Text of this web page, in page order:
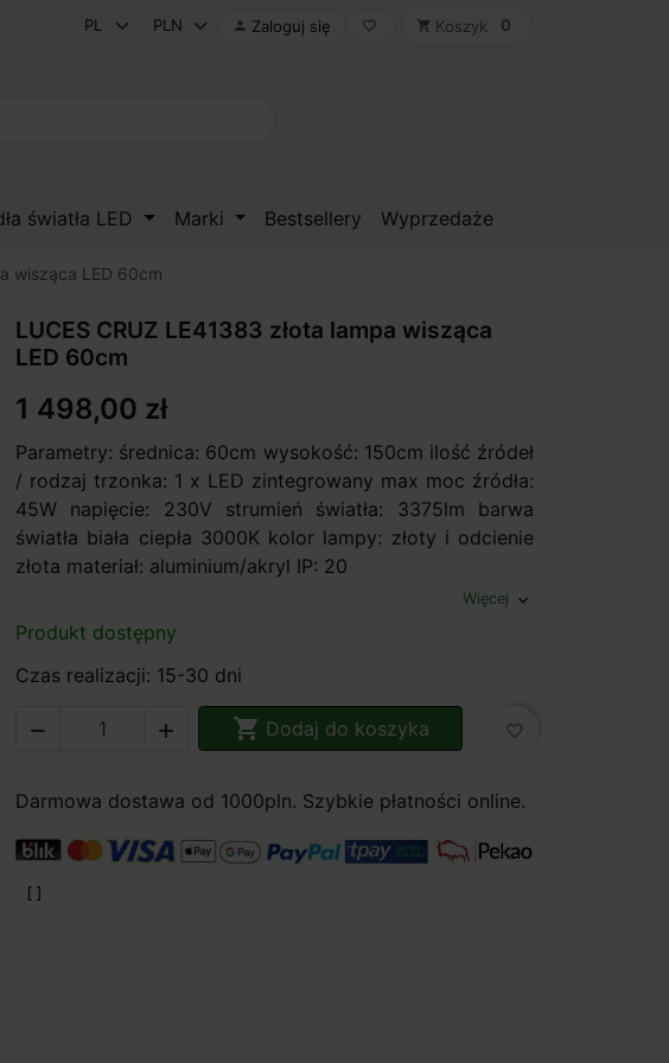
 Zaloguj się favorite_border shopping_cart Koszyk 0
światła LED Marki Bestsellery Wyprzedaże
wisząca LED 60cm
LUCES CRUZ LE41383 złota lampa wisząca
LED 60cm
1 498,00 zł
Parametry: średnica: 60cm wysokość: 150cm ilość źródeł
/ rodzaj trzonka: 1 x LED zintegrowany max moc źródła:
45W napięcie: 230V strumień światła: 3375lm barwa
światła biała ciepła 3000K kolor lampy: złoty i odcienie
złota materiał: aluminium/akryl IP: 20
Więcej expand_more
Produkt dostępny
Czas realizacji: 15-30 dni
   Dodaj do koszyka favorite_border
Darmowa dostawa od 1000pln. Szybkie płatności online.